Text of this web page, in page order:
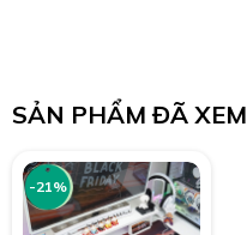
SẢN PHẨM ĐÃ XEM
-21%